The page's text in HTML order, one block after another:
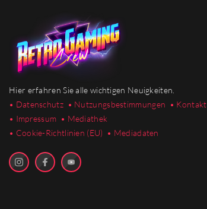
Hier erfahren Sie alle wichtigen Neuigkeiten.
• Datenschutz • Nutzungsbestimmungen • Kontakt
• Impressum • Mediathek
• Cookie-Richtlinien (EU) • Mediadaten